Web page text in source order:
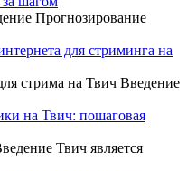
Прогнозирование
для стриминга на
стрима на Твич Введение
на Твич: пошаговая
Твич является